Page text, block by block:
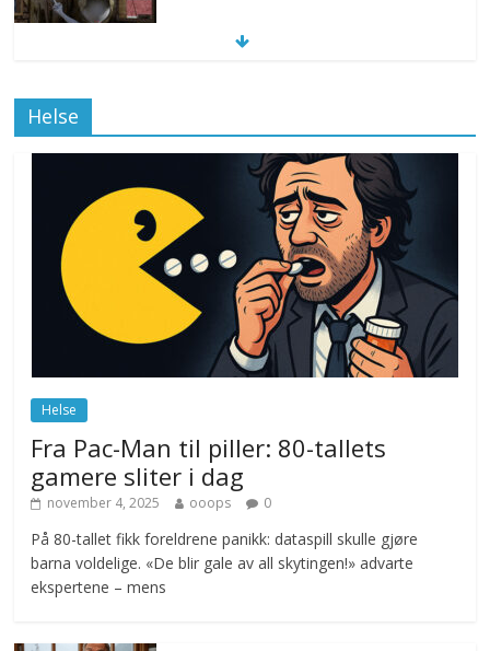
Drone stopper flytrafikken i Stockholm,
ekspert mistenker MDG
november 6, 2025 No Comments
Norge innfører nullvisjon for nedbør
juni 23, 2026 No Comments
Helse
Helse
Fra Pac-Man til piller: 80-tallets
gamere sliter i dag
november 4, 2025 ooops 0
På 80-tallet fikk foreldrene panikk: dataspill skulle gjøre
barna voldelige. «De blir gale av all skytingen!» advarte
ekspertene – mens